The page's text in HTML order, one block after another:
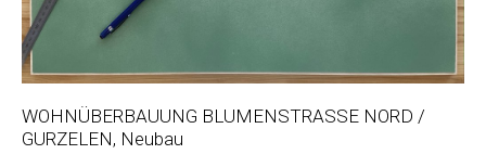
WOHNÜBERBAUUNG BLUMENSTRASSE NORD /
GURZELEN, Neubau